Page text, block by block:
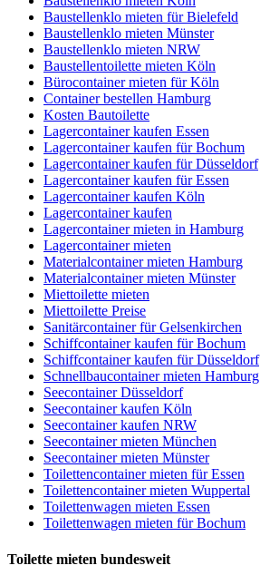
Baustellenklo mieten für Bielefeld
Baustellenklo mieten Münster
Baustellenklo mieten NRW
Baustellentoilette mieten Köln
Bürocontainer mieten für Köln
Container bestellen Hamburg
Kosten Bautoilette
Lagercontainer kaufen Essen
Lagercontainer kaufen für Bochum
Lagercontainer kaufen für Düsseldorf
Lagercontainer kaufen für Essen
Lagercontainer kaufen Köln
Lagercontainer kaufen
Lagercontainer mieten in Hamburg
Lagercontainer mieten
Materialcontainer mieten Hamburg
Materialcontainer mieten Münster
Miettoilette mieten
Miettoilette Preise
Sanitärcontainer für Gelsenkirchen
Schiffcontainer kaufen für Bochum
Schiffcontainer kaufen für Düsseldorf
Schnellbaucontainer mieten Hamburg
Seecontainer Düsseldorf
Seecontainer kaufen Köln
Seecontainer kaufen NRW
Seecontainer mieten München
Seecontainer mieten Münster
Toilettencontainer mieten für Essen
Toilettencontainer mieten Wuppertal
Toilettenwagen mieten Essen
Toilettenwagen mieten für Bochum
Toilette mieten bundesweit